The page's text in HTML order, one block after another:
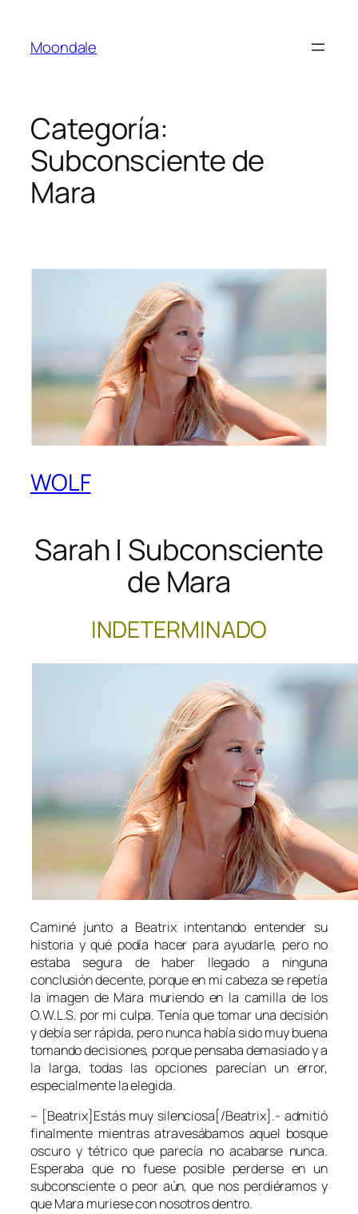
contenido
Moondale
Categoría:
Subconsciente de
Mara
WOLF
Sarah | Subconsciente
de Mara
INDETERMINADO
Caminé junto a Beatrix intentando entender su
historia y qué podía hacer para ayudarle, pero no
estaba segura de haber llegado a ninguna
conclusión decente, porque en mi cabeza se repetía
la imagen de Mara muriendo en la camilla de los
O.W.L.S. por mi culpa. Tenía que tomar una decisión
y debía ser rápida, pero nunca había sido muy buena
tomando decisiones, porque pensaba demasiado y a
la larga, todas las opciones parecían un error,
especialmente la elegida.
– [Beatrix]Estás muy silenciosa[/Beatrix].- admitió
finalmente mientras atravesábamos aquel bosque
oscuro y tétrico que parecía no acabarse nunca.
Esperaba que no fuese posible perderse en un
subconsciente o peor aún, que nos perdiéramos y
que Mara muriese con nosotros dentro.